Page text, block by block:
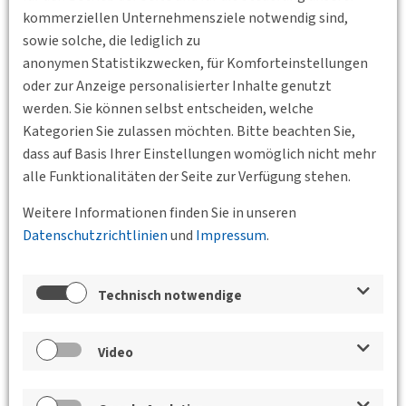
kommerziellen Unternehmensziele notwendig sind,
sowie solche, die lediglich zu
anonymen Statistikzwecken, für Komforteinstellungen
oder zur Anzeige personalisierter Inhalte genutzt
werden. Sie können selbst entscheiden, welche
Kategorien Sie zulassen möchten. Bitte beachten Sie,
dass auf Basis Ihrer Einstellungen womöglich nicht mehr
alle Funktionalitäten der Seite zur Verfügung stehen.
Weitere Informationen finden Sie in unseren
Datenschutzrichtlinienund Impressum.
Technisch notwendige
Video
Um Anmeldung unter m.gehrke@tu-berlin.de wird
gebeten.
Die Veranstaltung findet statt
um 18:30 Uhr
Straßenbetrieb der TU-Berlin (TIB 25 Raum 309),
13355 Berlin
Wegbeschreibung zum Veranstaltungsort auf dem TIB